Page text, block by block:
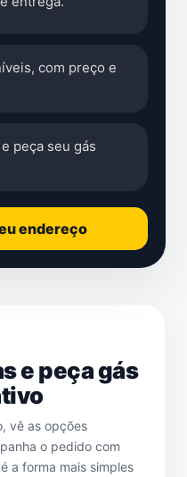
com preço e
peça seu gás
endereço
e peça gás
vê as opções
o pedido com
a forma mais simples